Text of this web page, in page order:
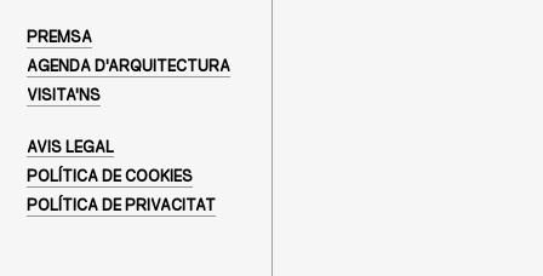
PREMSA
AGENDA D'ARQUITECTURA
VISITA'NS
AVIS LEGAL
POLÍTICA DE COOKIES
POLÍTICA DE PRIVACITAT